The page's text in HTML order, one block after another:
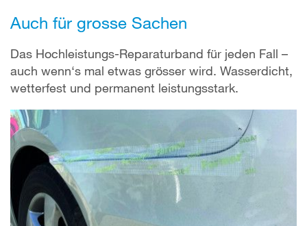
Auch für grosse Sachen
Das Hochleistungs-Reparaturband für jeden Fall –
auch wenn‘s mal etwas grösser wird. Wasserdicht,
wetterfest und permanent leistungsstark.